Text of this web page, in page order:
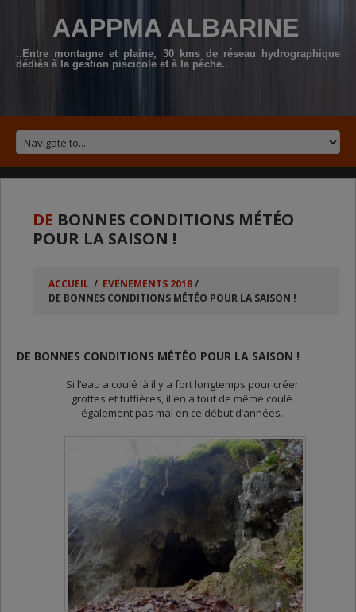
AAPPMA ALBARINE
..Entre montagne et plaine, 30 kms de réseau hydrographique
dédiés à la gestion piscicole et à la pêche..
DE BONNES CONDITIONS MÉTÉO
POUR LA SAISON !
ACCUEIL / EVÉNEMENTS 2018/
DE BONNES CONDITIONS MÉTÉO POUR LA SAISON !
DE BONNES CONDITIONS MÉTÉO POUR LA SAISON !
Si l’eau a coulé là il y a fort longtemps pour créer
grottes et tuffières, il en a tout de même coulé
également pas mal en ce début d’années.